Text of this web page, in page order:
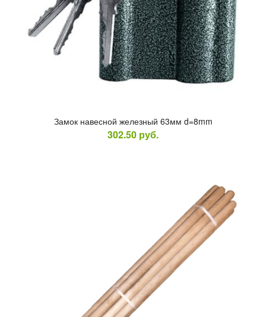
За­мок на­вес­ной же­лез­ный 63мм d=8mm
302.50 руб.